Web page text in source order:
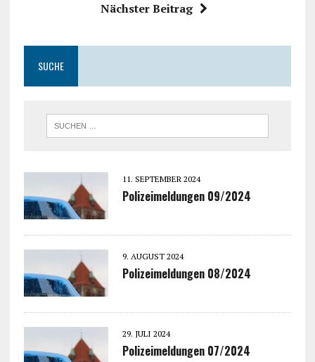
Nächster Beitrag
SUCHE
11. SEPTEMBER 2024
Polizeimeldungen 09/2024
9. AUGUST 2024
Polizeimeldungen 08/2024
29. JULI 2024
Polizeimeldungen 07/2024